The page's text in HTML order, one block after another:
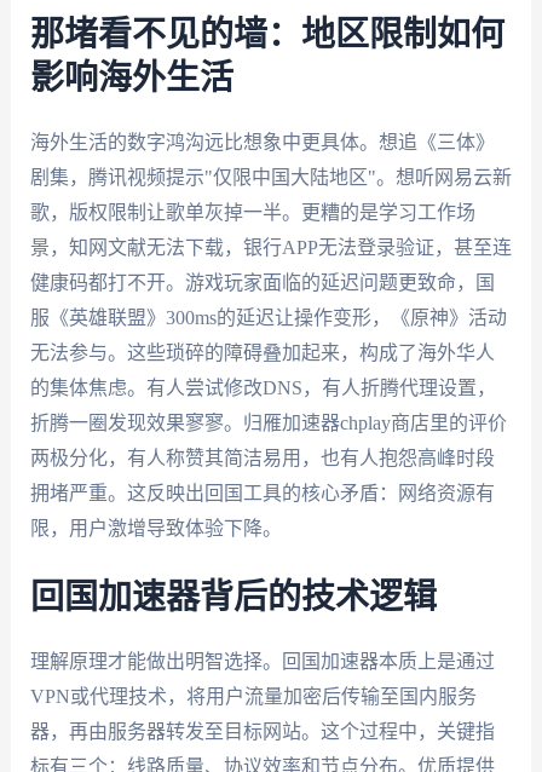
那堵看不见的墙：地区限制如何
影响海外生活
海外生活的数字鸿沟远比想象中更具体。想追《三体》
剧集，腾讯视频提示"仅限中国大陆地区"。想听网易云新
歌，版权限制让歌单灰掉一半。更糟的是学习工作场
景，知网文献无法下载，银行APP无法登录验证，甚至连
健康码都打不开。游戏玩家面临的延迟问题更致命，国
服《英雄联盟》300ms的延迟让操作变形，《原神》活动
无法参与。这些琐碎的障碍叠加起来，构成了海外华人
的集体焦虑。有人尝试修改DNS，有人折腾代理设置，
折腾一圈发现效果寥寥。归雁加速器chplay商店里的评价
两极分化，有人称赞其简洁易用，也有人抱怨高峰时段
拥堵严重。这反映出回国工具的核心矛盾：网络资源有
限，用户激增导致体验下降。
回国加速器背后的技术逻辑
理解原理才能做出明智选择。回国加速器本质上是通过
VPN或代理技术，将用户流量加密后传输至国内服务
器，再由服务器转发至目标网站。这个过程中，关键指
标有三个：线路质量、协议效率和节点分布。优质提供